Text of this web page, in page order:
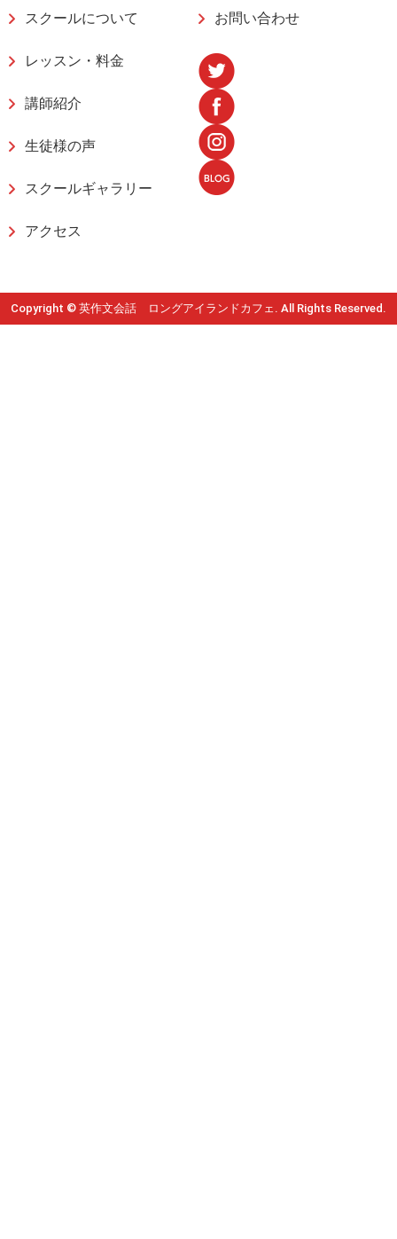
スクールについて
レッスン・料金
講師紹介
生徒様の声
スクールギャラリー
アクセス
お問い合わせ
Copyright © 英作文会話 ロングアイランドカフェ. All Rights Reserved.